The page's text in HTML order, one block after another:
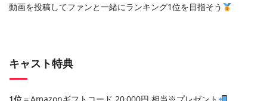
動画を投稿してファンと一緒にランキング1位を目指そう
キャスト特典